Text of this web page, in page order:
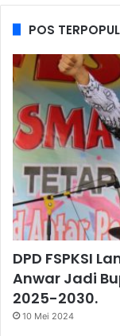
POS
DPD FSPKSI
Anwar Jadi
2025-2030.
10 Mei 2024